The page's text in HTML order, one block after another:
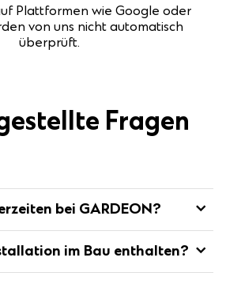
Plattformen wie Google oder
von uns nicht automatisch
überprüft.
Fragen
bei GARDEON?
der Anzahlung.im Bau enthalten?